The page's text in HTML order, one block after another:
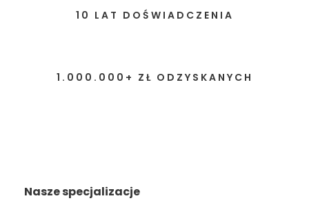
10 LAT DOŚWIADCZENIA
1.000.000+ ZŁ ODZYSKANYCH
Nasze specjalizacje